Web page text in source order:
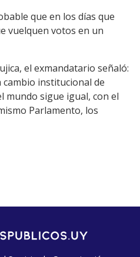
que en los días que
vuelquen votos en un
el exmandatario señaló:
institucional de
mundo sigue igual, con el
Parlamento, los